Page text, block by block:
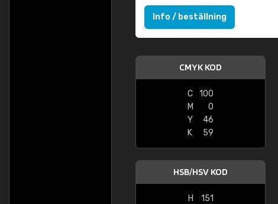
Info / beställning
CMYK KOD
C
100
M
0
Y
46
K
59
HSB/HSV KOD
H
151